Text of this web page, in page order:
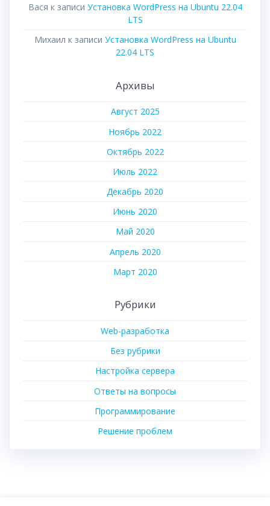
Вася к записи Установка WordPress на Ubuntu 22.04
LTS
Михаил к записи Установка WordPress на Ubuntu
22.04 LTS
Архивы
Август 2025
Ноябрь 2022
Октябрь 2022
Июль 2022
Декабрь 2020
Июнь 2020
Май 2020
Апрель 2020
Март 2020
Рубрики
Web-разработка
Без рубрики
Настройка сервера
Ответы на вопросы
Программирование
Решение проблем